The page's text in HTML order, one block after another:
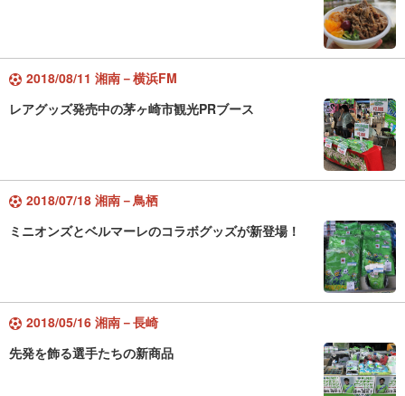
2018/08/11 湘南－横浜FM
レアグッズ発売中の茅ヶ崎市観光PRブース
2018/07/18 湘南－鳥栖
ミニオンズとベルマーレのコラボグッズが新登場！
2018/05/16 湘南－長崎
先発を飾る選手たちの新商品